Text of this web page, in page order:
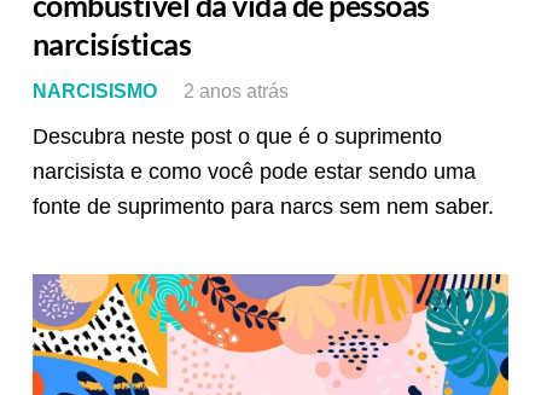
narcisísticas
NARCISISMO 2 anos atrás
Descubra neste post o que é o suprimento
narcisista e como você pode estar sendo uma
fonte de suprimento para narcs sem nem saber.